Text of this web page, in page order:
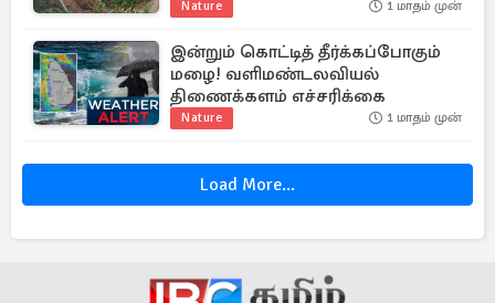
போக்குவரத்து
Nature 1 மாதம் முன்
இன்றும் கொட்டித் தீர்க்கப்போகும்
மழை! வளிமண்டலவியல்
திணைக்களம் எச்சரிக்கை
Nature 1 மாதம் முன்
Load More...